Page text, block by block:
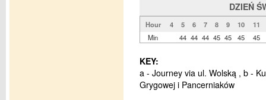
DZIEŃ
Hour 4 5 6 7 8 9 10
11
Min
44 44 44 45 45 45 45
KEY:
a - Journey via ul. Wolską , b -
Grygowej i Pancerniaków